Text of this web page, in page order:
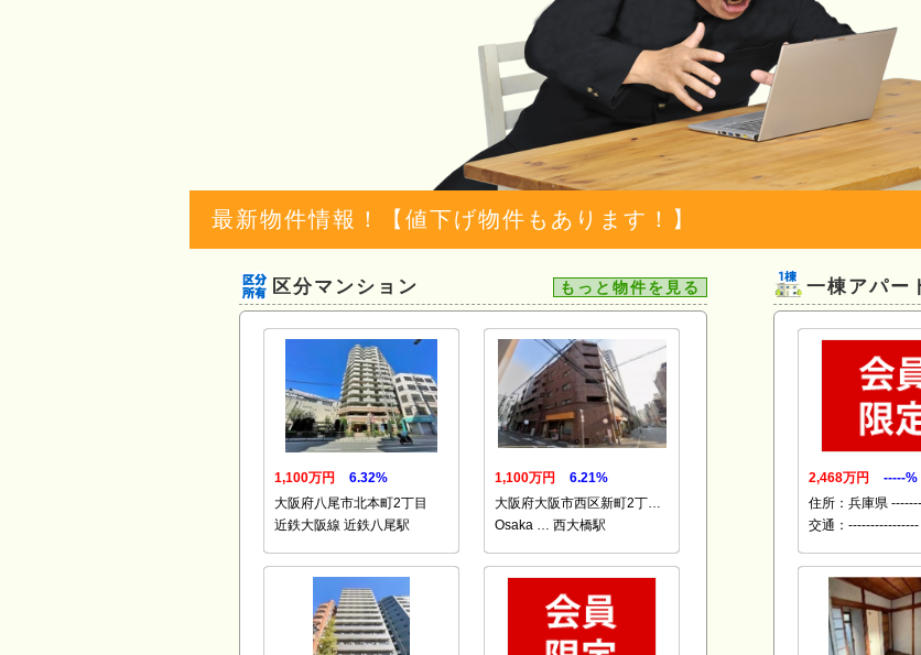
最新物件情報！【値下げ物件もあります！】
区分マンション もっと物件を見る
1,100万円
6.32%
大阪府八尾市北本町2丁目
近鉄大阪線 近鉄八尾駅
1,100万円
6.21%
大阪府大阪市西区新町2丁…
Osaka … 西大橋駅
一棟アパー
2,468万円
-----%
住所：兵庫県
交通：----------------